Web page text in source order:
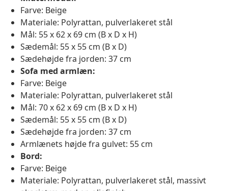
Farve: Beige
Materiale: Polyrattan, pulverlakeret stål
Mål: 55 x 62 x 69 cm (B x D x H)
Sædemål: 55 x 55 cm (B x D)
Sædehøjde fra jorden: 37 cm
Sofa med armlæn:
Farve: Beige
Materiale: Polyrattan, pulverlakeret stål
Mål: 70 x 62 x 69 cm (B x D x H)
Sædemål: 55 x 55 cm (B x D)
Sædehøjde fra jorden: 37 cm
Armlænets højde fra gulvet: 55 cm
Bord:
Farve: Beige
Materiale: Polyrattan, pulverlakeret stål, massivt